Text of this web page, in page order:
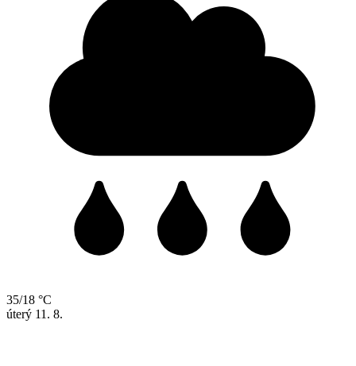
35/18 °C
úterý 11. 8.